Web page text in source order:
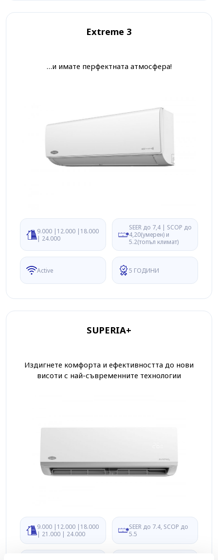
Extreme 3
…и имате перфектната атмосфера!
9.000 |12.000 |18.000
| 24.000
SEER до 7,4 | SCOP до
4,20(умерен) и
5.2(топъл климат)
Active 5 ГОДИНИ
SUPERIA+
Издигнете комфорта и ефективността до нови
висоти с най-съвременните технологии
9.000 |12.000 |18.000
| 21.000 | 24.000
SEER до 7.4, SCOP до
5.5